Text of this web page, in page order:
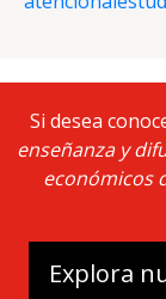
Si desea
enseñanza y
económicos
Explora